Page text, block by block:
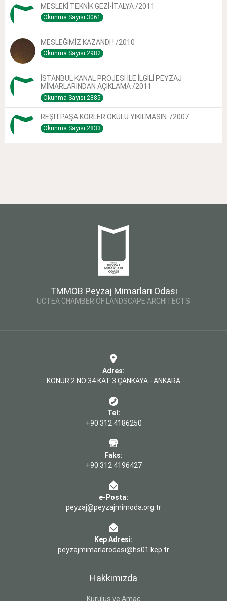
MESLEKİ TEKNİK GEZİ-İTALYA /2011
Okunma Sayısı:3061
MESLEĞİMİZ KAZANDI ! /2010
Okunma Sayısı:2982
İSTANBUL KANAL PROJESİ İLE İLGİLİ PEYZAJ
MİMARLARINDAN AÇIKLAMA /2011
Okunma Sayısı:2885
REŞİTPAŞA KÖRLER OKULU YIKILMASIN. /2007
Okunma Sayısı:2833
TMMOB Peyzaj Mimarları Odası
UCTEA CHAMBER OF LANDSCAPE ARCHITECTS
Adres:
KONUR 2 NO:34 KAT:3 ÇANKAYA - ANKARA
Tel:
+90 312 4186250
Faks:
+90 312 4196427
e-Posta:
peyzaj@peyzajmimoda.org.tr
Kep Adresi:
peyzajmimarlarodasi@hs01.kep.tr
Hakkımızda
Kuruluş ve Amaç